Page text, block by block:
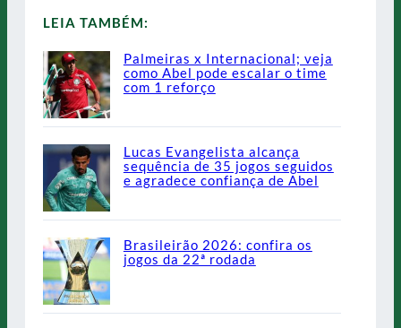
LEIA TAMBÉM:
Palmeiras x Internacional; veja
como Abel pode escalar o time
com 1 reforço
Lucas Evangelista alcança
sequência de 35 jogos seguidos
e agradece confiança de Abel
Brasileirão 2026: confira os
jogos da 22ª rodada